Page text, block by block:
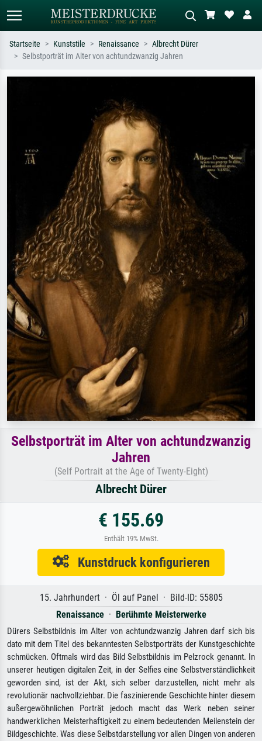
Sternennacht, Impressionismus, Welle
Ölgemälde, Stehender Akt neben einem
Startseite Kunststile Renaissance
Albrecht Dürer
Selbstporträt im Alter von achtundzwanzig Jahren
Selbstporträt im Alter von achtundzwanzig
Jahren
(Self Portrait at the Age of Twenty-Eight)
Albrecht Dürer
€ 155.69
Enthält 19% MwSt.
Kunstdruck konfigurieren
15. Jahrhundert · Öl auf Panel · Bild-ID: 55805
Renaissance· Berühmte Meisterwerke
Dürers Selbstbildnis im Alter von achtundzwanzig Jahren darf sich bis
dato mit dem Titel des bekanntesten Selbstporträts der Kunstgeschichte
schmücken. Oftmals wird das Bild Selbstbildnis im Pelzrock genannt. In
unserer heutigen digitalen Zeit, in der Selfies eine Selbstverständlichkeit
geworden sind, ist der Akt, sich selber darzustellen, nicht mehr als
revolutionär nachvollziehbar. Die faszinierende Geschichte hinter diesem
außergewöhnlichen Porträt jedoch macht das Werk neben seiner
handwerklichen Meisterhaftigkeit zu einem bedeutenden Meilenstein der
Bildgeschichte. Was diese Selbstdarstellung vor allen Dingen von anderen